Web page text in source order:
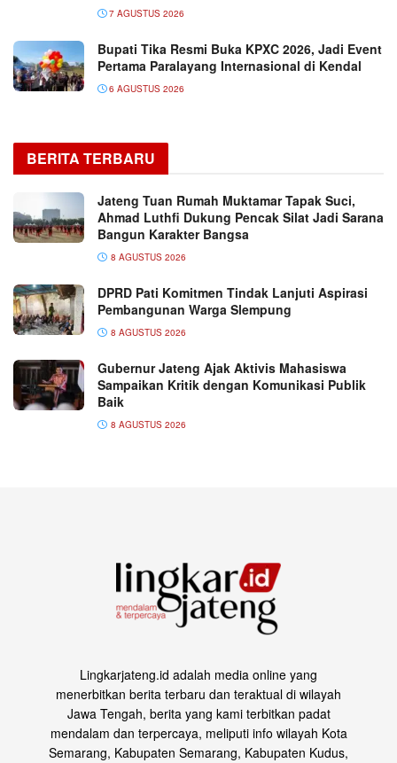
7 AGUSTUS 2026
Bupati Tika Resmi Buka KPXC 2026, Jadi Event
Pertama Paralayang Internasional di Kendal
6 AGUSTUS 2026
BERITA TERBARU
Jateng Tuan Rumah Muktamar Tapak Suci,
Ahmad Luthfi Dukung Pencak Silat Jadi Sarana
Bangun Karakter Bangsa
8 AGUSTUS 2026
DPRD Pati Komitmen Tindak Lanjuti Aspirasi
Pembangunan Warga Slempung
8 AGUSTUS 2026
Gubernur Jateng Ajak Aktivis Mahasiswa
Sampaikan Kritik dengan Komunikasi Publik
Baik
8 AGUSTUS 2026
Lingkarjateng.id adalah media online yang
menerbitkan berita terbaru dan teraktual di wilayah
Jawa Tengah, berita yang kami terbitkan padat
mendalam dan terpercaya, meliputi info wilayah Kota
Semarang, Kabupaten Semarang, Kabupaten Kudus,